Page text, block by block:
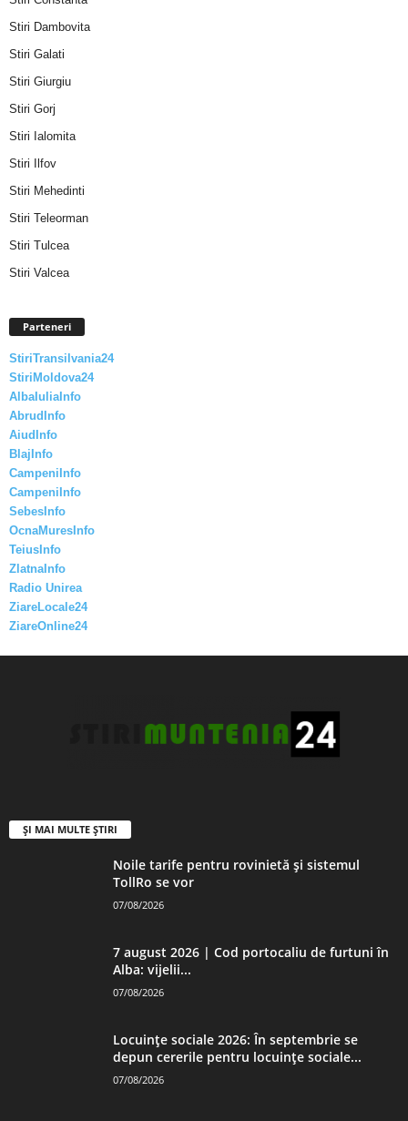
Stiri Dambovita
Stiri Galati
Stiri Giurgiu
Stiri Gorj
Stiri Ialomita
Stiri Ilfov
Stiri Mehedinti
Stiri Teleorman
Stiri Tulcea
Stiri Valcea
Parteneri
StiriTransilvania24
StiriMoldova24
AlbaIuliaInfo
AbrudInfo
AiudInfo
BlajInfo
CampeniInfo
CampeniInfo
SebesInfo
OcnaMuresInfo
TeiusInfo
ZlatnaInfo
Radio Unirea
ZiareLocale24
ZiareOnline24
ȘI MAI MULTE ȘTIRI
Noile tarife pentru rovinietă și sistemul
TollRo se vor
07/08/2026
7 august 2026 | Cod portocaliu de furtuni în
Alba: vijelii...
07/08/2026
Locuințe sociale 2026: În septembrie se
depun cererile pentru locuințe sociale...
07/08/2026